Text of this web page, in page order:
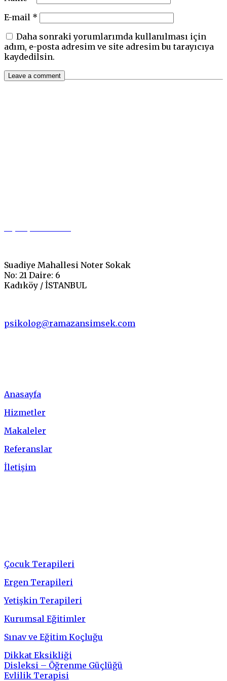
E-mail *
Daha sonraki yorumlarımda kullanılması için
adım, e-posta adresim ve site adresim bu tarayıcıya
kaydedilsin.
Suadiye Mahallesi Noter Sokak
No: 21 Daire: 6
Kadıköy / İSTANBUL
psikolog@ramazansimsek.com
Anasayfa
Hizmetler
Makaleler
Referanslar
İletişim
Çocuk Terapileri
Ergen Terapileri
Yetişkin Terapileri
Kurumsal Eğitimler
Sınav ve Eğitim Koçluğu
Dikkat Eksikliği
Disleksi – Öğrenme Güçlüğü
Evlilik Terapisi